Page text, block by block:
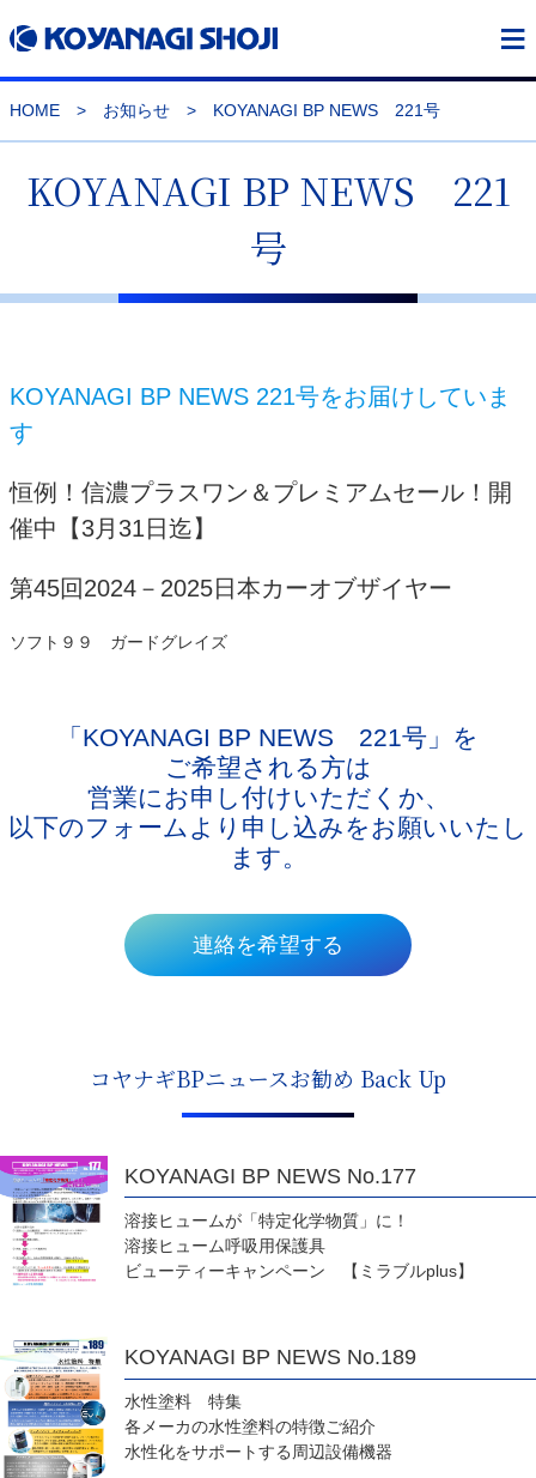
≡
HOME > お知らせ > KOYANAGI BP NEWS 221号
KOYANAGI BP NEWS 221
号
KOYANAGI BP NEWS 221号をお届けしていま
す
恒例！信濃プラスワン＆プレミアムセール！開
催中【3月31日迄】
第45回2024－2025日本カーオブザイヤー
ソフト９９ ガードグレイズ
「KOYANAGI BP NEWS 221号」 を
ご希望される方は
営業にお申し付けいただくか、
以下のフォームより申し込みをお願いいたし
ます。
連絡を希望する
コヤナギBPニュースお勧め Back Up
KOYANAGI BP NEWS No.177
溶接ヒュームが「特定化学物質」に！
溶接ヒューム呼吸用保護具
ビューティーキャンペーン 【ミラブルplus】
KOYANAGI BP NEWS No.189
水性塗料 特集
各メーカの水性塗料の特徴ご紹介
水性化をサポートする周辺設備機器